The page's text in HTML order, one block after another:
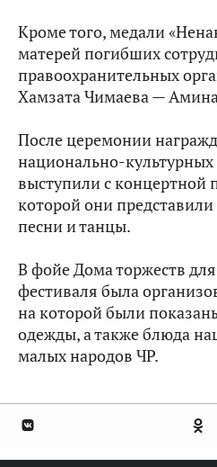
Кроме того, медали
матерей погибших
правоохранительных
Хамзата Чимаева —
После церемонии
национально-
выступили с концертной
которой они
песни и танцы.
В фойе Дома торжеств
фестиваля была
на которой были
одежды, а также блюда
малых народов ЧР.